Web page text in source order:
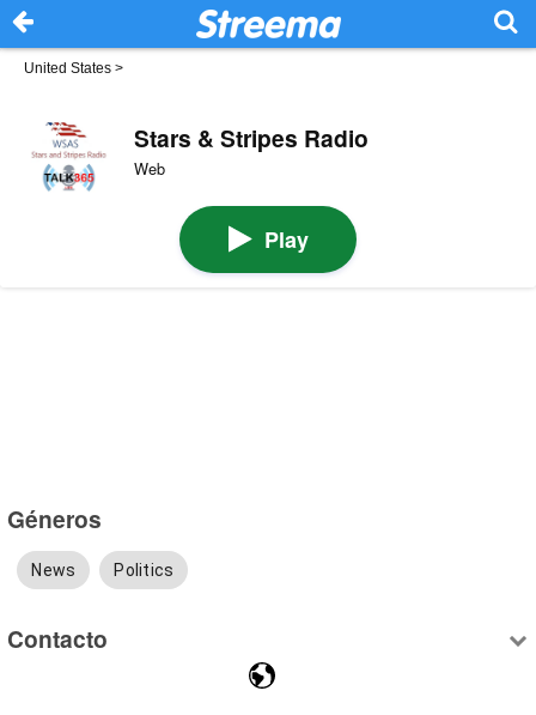
United States >
Stars & Stripes Radio
Web
Play
Géneros
News Politics
Contacto